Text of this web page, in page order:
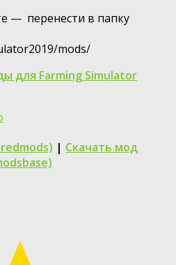
— перенести в папку
mods/
для Farming Simulator
| Скачать мод